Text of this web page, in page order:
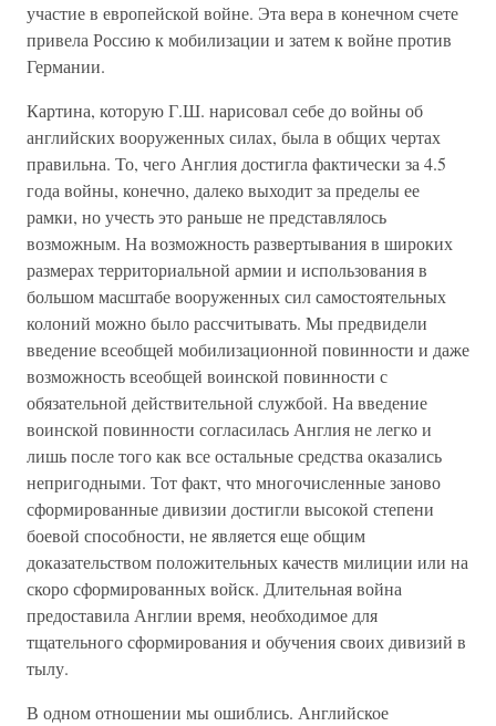
участие в европейской войне. Эта вера в конечном счете
привела Россию к мобилизации и затем к войне против
Германии.
Картина, которую Г.Ш. нарисовал себе до войны об
английских вооруженных силах, была в общих чертах
правильна. То, чего Англия достигла фактически за 4.5
года войны, конечно, далеко выходит за пределы ее
рамки, но учесть это раньше не представлялось
возможным. На возможность развертывания в широких
размерах территориальной армии и использования в
большом масштабе вооруженных сил самостоятельных
колоний можно было рассчитывать. Мы предвидели
введение всеобщей мобилизационной повинности и даже
возможность всеобщей воинской повинности с
обязательной действительной службой. На введение
воинской повинности согласилась Англия не легко и
лишь после того как все остальные средства оказались
непригодными. Тот факт, что многочисленные заново
сформированные дивизии достигли высокой степени
боевой способности, не является еще общим
доказательством положительных качеств милиции или на
скоро сформированных войск. Длительная война
предоставила Англии время, необходимое для
тщательного сформирования и обучения своих дивизий в
тылу.
В одном отношении мы ошиблись. Английское